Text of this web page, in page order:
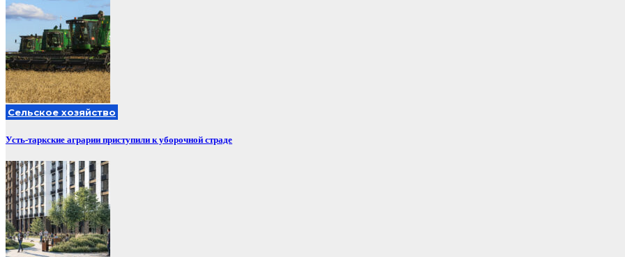
Сельское хозяйство
Усть-таркские аграрии приступили к уборочной страде